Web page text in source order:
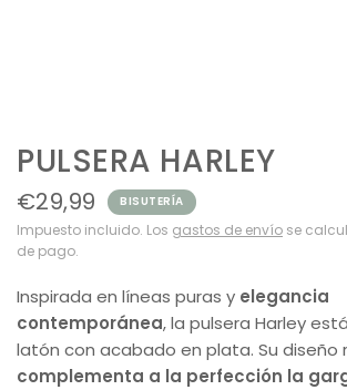
PULSERA HARLEY
€29,99 BISUTERÍA
Impuesto incluido. Los gastos de envío se
de pago.
Inspirada en líneas puras y elegancia
contemporánea, la pulsera Harley
latón con acabado en plata. Su diseño
complementa a la perfección la